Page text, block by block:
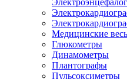
Медицинские
Глюкометры
Динамометры
Плантографы
Пульсоксиметры